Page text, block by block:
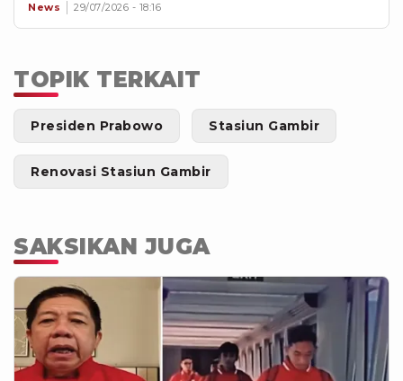
News 29/07/2026 - 18:16
TOPIK TERKAIT
Presiden Prabowo Stasiun Gambir
Renovasi Stasiun Gambir
SAKSIKAN JUGA